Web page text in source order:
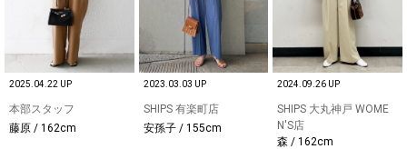
2025.04.22 UP
本部スタッフ
藤原 / 162cm
2023.03.03 UP
SHIPS 有楽町店
安孫子 / 155cm
2024.09.26 UP
SHIPS 大丸神戸 WOME
N'S店
森 / 162cm